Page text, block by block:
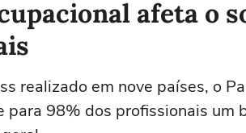
afeta o
realizado em nove países, o
para 98% dos profissionais um